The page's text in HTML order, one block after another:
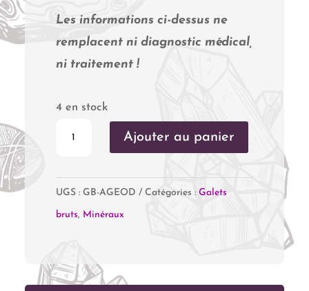
Les informations ci-dessus ne
remplacent ni diagnostic médical,
ni traitement !
4 en stock
Géodinhos
Ajouter au panier
UGS : GB-AGEOD Catégories : Galets
bruts, Minéraux